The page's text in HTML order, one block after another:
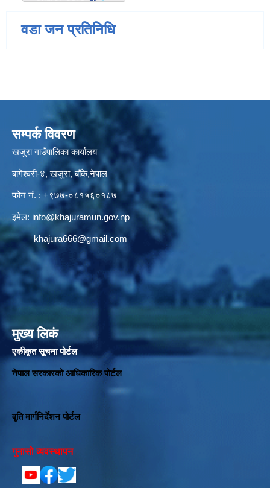
वडा जन प्रतिनिधि
सम्पर्क विवरण
खजुरा गाउँपालिका कार्यालय
बागेश्वरी-४, खजुरा, बाँके,नेपाल
फोन नं. : +९७७-०८१५६०१८७
इमेल: info@khajuramun.gov.np
khajura666@gmail.com
मुख्य लिकं
एकीकृत सूचना पोर्टल
नेपाल सरकारको आधिकारिक पोर्टल
वृति मार्गनिर्देशन पोर्टल
गुनासो व्यवस्थापन